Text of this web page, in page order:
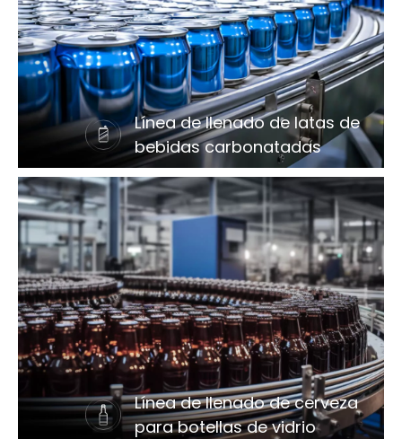
Línea de llenado de latas de
bebidas carbonatadas
Línea de llenado de cerveza
para botellas de vidrio